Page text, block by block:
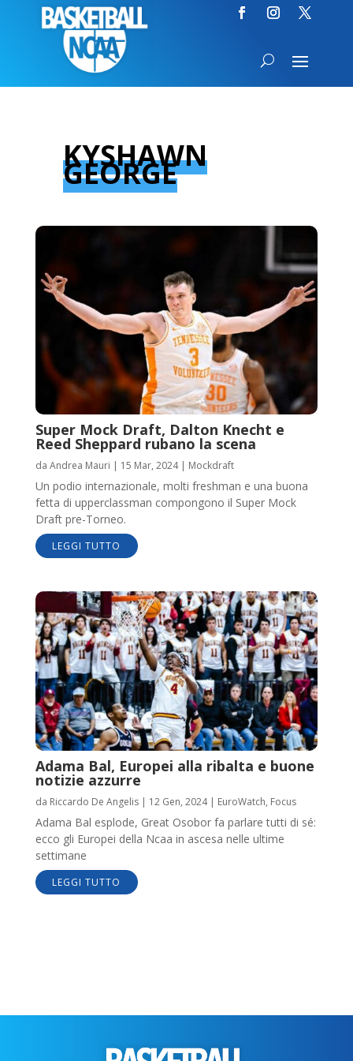
KYSHAWN
GEORGE
Super Mock Draft, Dalton Knecht e
Reed Sheppard rubano la scena
da Andrea Mauri | 15 Mar, 2024| Mockdraft
Un podio internazionale, molti freshman e una buona
fetta di upperclassman compongono il Super Mock
Draft pre-Torneo.
LEGGI TUTTO
Adama Bal, Europei alla ribalta e buone
notizie azzurre
da Riccardo De Angelis| 12 Gen, 2024| EuroWatch, Focus
Adama Bal esplode, Great Osobor fa parlare tutti di sé:
ecco gli Europei della Ncaa in ascesa nelle ultime
settimane
LEGGI TUTTO